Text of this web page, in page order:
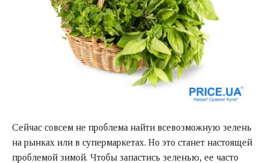
Сейчас совсем не проблема найти всевозможную зелень
на рынках или в супермаркетах. Но это станет настоящей
проблемой зимой. Чтобы запастись зеленью, ее часто